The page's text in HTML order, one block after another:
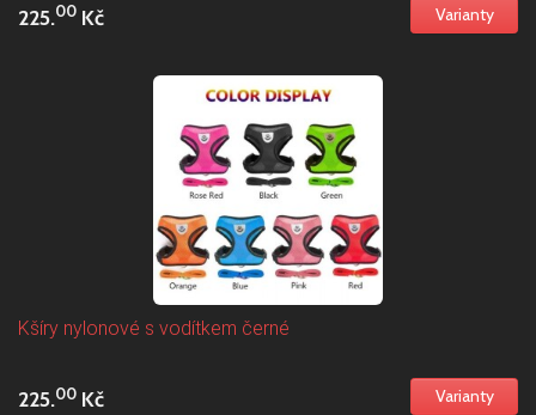
225.00 Kč
Kšíry nylonové s vodítkem černé
225.00 Kč